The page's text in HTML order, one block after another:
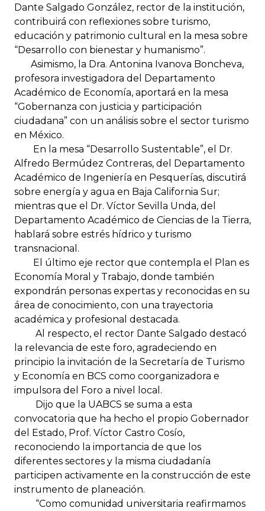
Dante Salgado González, rector de la institución,
contribuirá con reflexiones sobre turismo,
educación y patrimonio cultural en la mesa sobre
“Desarrollo con bienestar y humanismo”.
Asimismo, la Dra. Antonina Ivanova Boncheva,
profesora investigadora del Departamento
Académico de Economía, aportará en la mesa
“Gobernanza con justicia y participación
ciudadana” con un análisis sobre el sector turismo
en México.
En la mesa “Desarrollo Sustentable”, el Dr.
Alfredo Bermúdez Contreras, del Departamento
Académico de Ingeniería en Pesquerías, discutirá
sobre energía y agua en Baja California Sur;
mientras que el Dr. Víctor Sevilla Unda, del
Departamento Académico de Ciencias de la Tierra,
hablará sobre estrés hídrico y turismo
transnacional.
El último eje rector que contempla el Plan es
Economía Moral y Trabajo, donde también
expondrán personas expertas y reconocidas en su
área de conocimiento, con una trayectoria
académica y profesional destacada.
Al respecto, el rector Dante Salgado destacó
la relevancia de este foro, agradeciendo en
principio la invitación de la Secretaría de Turismo
y Economía en BCS como coorganizadora e
impulsora del Foro a nivel local.
Dijo que la UABCS se suma a esta
convocatoria que ha hecho el propio Gobernador
del Estado, Prof. Víctor Castro Cosío,
reconociendo la importancia de que los
diferentes sectores y la misma ciudadanía
participen activamente en la construcción de este
instrumento de planeación.
“Como comunidad universitaria reafirmamos